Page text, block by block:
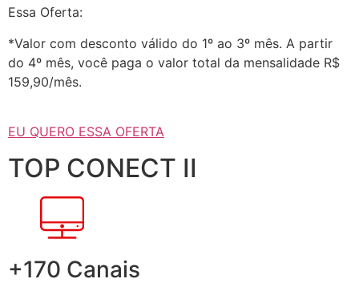
Essa Oferta:
*Valor com desconto válido do 1º ao 3º mês. A partir
do 4º mês, você paga o valor total da mensalidade R$
159,90/mês.
EU QUERO ESSA OFERTA
TOP CONECT II
+170 Canais